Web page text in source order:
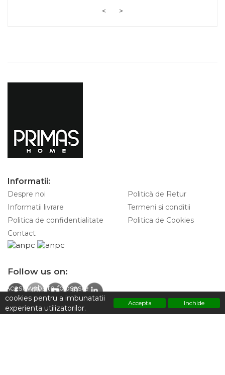
< >
Acest website foloseste
cookies pentru a imbunatatii
experienta utilizatorilor.
Accepta Inchide
Informatii:
Despre noi
Politică de Retur
Informatii livrare
Termeni si conditii
Politica de confidentialitate
Politica de Cookies
Contact
Follow us on:
Contacteaza-ne pentru informatii: